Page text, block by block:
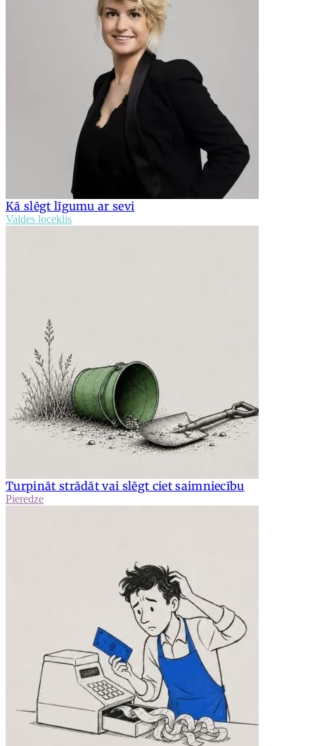
Kā slēgt līgumu ar sevi
Valdes loceklis
Turpināt strādāt vai slēgt ciet saimniecību
Pieredze